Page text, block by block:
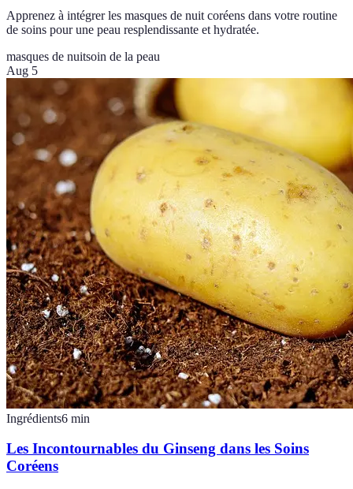
Apprenez à intégrer les masques de nuit coréens dans votre routine
de soins pour une peau resplendissante et hydratée.
masques de nuitsoin de la peau
Aug 5
Ingrédients6 min
Les Incontournables du Ginseng dans les Soins
Coréens